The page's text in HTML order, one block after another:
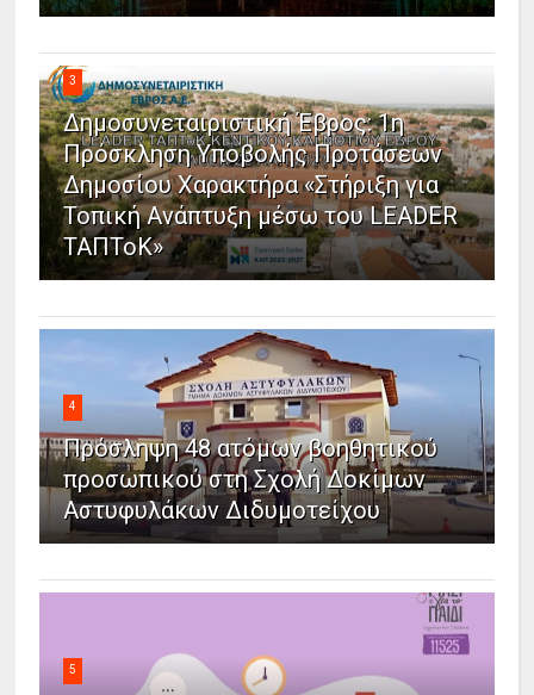
3
Δημοσυνεταιριστική Έβρος: 1η
Πρόσκληση Υποβολής Προτάσεων
Δημοσίου Χαρακτήρα «Στήριξη για
Τοπική Ανάπτυξη μέσω του LEADER
ΤΑΠΤοΚ»
4
Πρόσληψη 48 ατόμων βοηθητικού
προσωπικού στη Σχολή Δοκίμων
Αστυφυλάκων Διδυμοτείχου
5